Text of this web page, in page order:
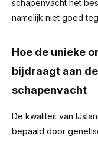
schapenvacht het
namelijk niet goed
Hoe de unieke
bijdraagt aan
schapenvacht
De kwaliteit van
bepaald door